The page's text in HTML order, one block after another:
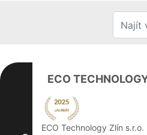
ECO
ECO Technology Zlín